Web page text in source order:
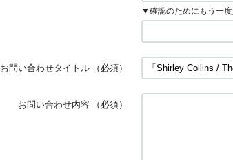
▼確認のためにもう一度
お問い合わせタイトル （必須）
お問い合わせ内容 （必須）